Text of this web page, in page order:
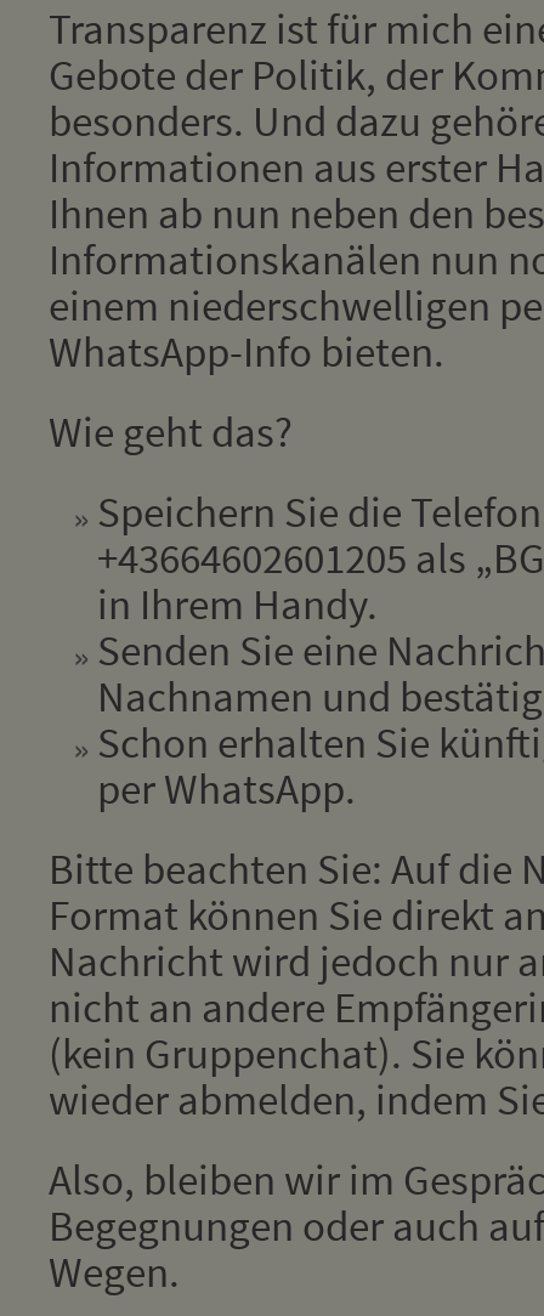
Transparenz ist für mich
Gebote der Politik, der
besonders. Und dazu
Informationen aus erster
Ihnen ab nun neben den
Informationskanälen nun
einem niederschwelligen
WhatsApp-Info bieten.
Wie geht das?
Speichern Sie die
+43664602601205 als
in Ihrem Handy.
Senden Sie eine
Nachnamen und
Schon erhalten Sie
per WhatsApp.
Bitte beachten Sie: Auf die
Format können Sie direkt
Nachricht wird jedoch nur
nicht an andere
(kein Gruppenchat). Sie
wieder abmelden, indem
Also, bleiben wir im
Begegnungen oder auch
Wegen.